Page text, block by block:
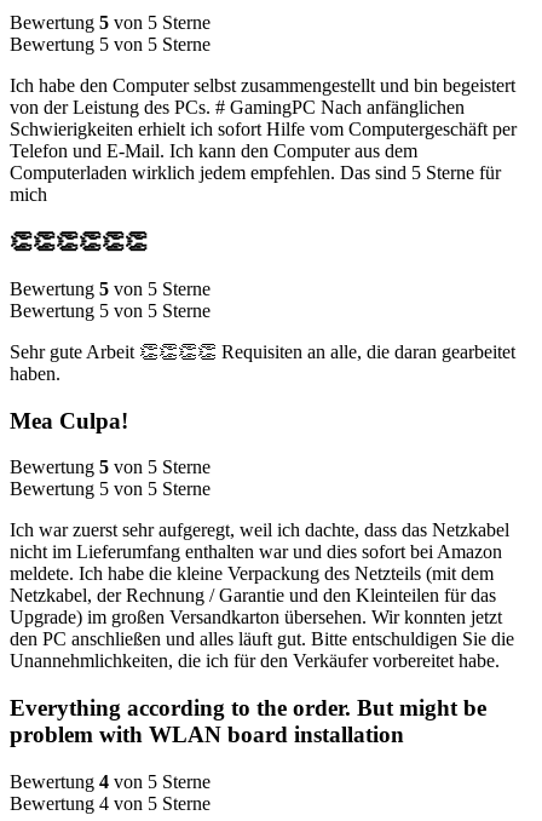
Bewertung 5 von 5 Sterne
Bewertung 5 von 5 Sterne
Ich habe den Computer selbst zusammengestellt und bin begeistert
von der Leistung des PCs. # GamingPC Nach anfänglichen
Schwierigkeiten erhielt ich sofort Hilfe vom Computergeschäft per
Telefon und E-Mail. Ich kann den Computer aus dem
Computerladen wirklich jedem empfehlen. Das sind 5 Sterne für
mich
👏👏👏👏👏👏
Bewertung 5 von 5 Sterne
Bewertung 5 von 5 Sterne
Sehr gute Arbeit 👏👏👏👏 Requisiten an alle, die daran gearbeitet
haben.
Mea Culpa!
Bewertung 5 von 5 Sterne
Bewertung 5 von 5 Sterne
Ich war zuerst sehr aufgeregt, weil ich dachte, dass das Netzkabel
nicht im Lieferumfang enthalten war und dies sofort bei Amazon
meldete. Ich habe die kleine Verpackung des Netzteils (mit dem
Netzkabel, der Rechnung / Garantie und den Kleinteilen für das
Upgrade) im großen Versandkarton übersehen. Wir konnten jetzt
den PC anschließen und alles läuft gut. Bitte entschuldigen Sie die
Unannehmlichkeiten, die ich für den Verkäufer vorbereitet habe.
Everything according to the order. But might be
problem with WLAN board installation
Bewertung 4 von 5 Sterne
Bewertung 4 von 5 Sterne